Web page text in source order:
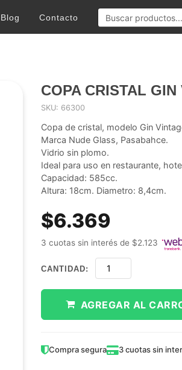
Blog Contacto
COPA CRISTAL
SKU: 66300
Copa de cristal, modelo Gin
Marca Nude Glass, Pasabahce.
Vidrio sin plomo.
Ideal para uso en restaurante,
Capacidad: 585cc.
Altura: 18cm. Diametro: 8,4cm.
$6.369
3 cuotas sin interés de $2.123
CANTIDAD:
AGREGAR AL
Compra segura 3 cuotas sin